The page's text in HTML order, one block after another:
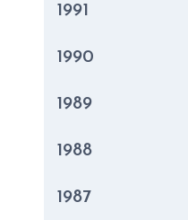
1991
1990
1989
1988
1987